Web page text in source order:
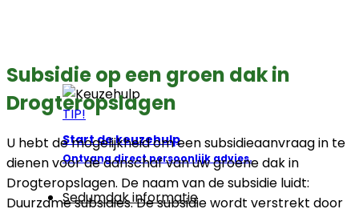
TIP!
Start de keuzehulp
Ontvang direct persoonlijk advies.
Sedumdak informatie
Subsidie op een groen dak in
Drogteropslagen
U hebt de mogelijkheid om een subsidieaanvraag in te
dienen voor de aanschaf van uw groene dak in
Drogteropslagen. De naam van de subsidie luidt:
Duurzame subsidies. De subsidie wordt verstrekt door